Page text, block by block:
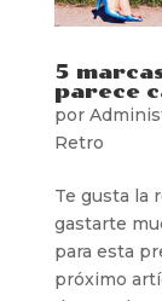
5
parece
por
Retro
Te gusta la
gastarte
para esta
próximo